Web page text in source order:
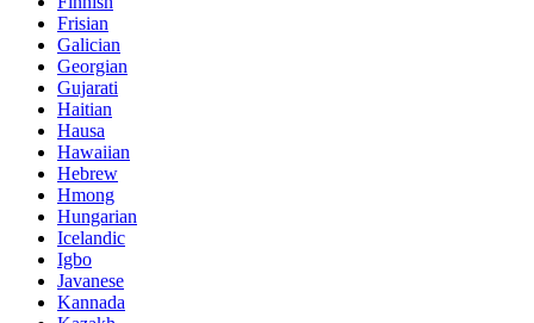
Frisian
Galician
Georgian
Gujarati
Haitian
Hausa
Hawaiian
Hebrew
Hmong
Hungarian
Icelandic
Igbo
Javanese
Kannada